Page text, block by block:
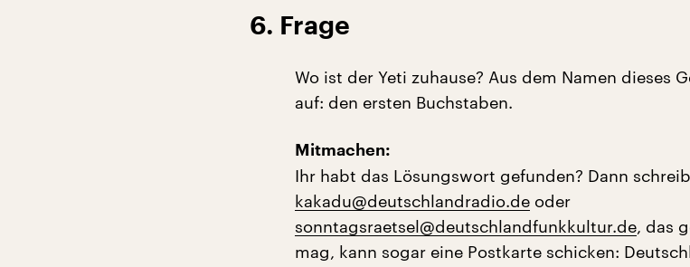
6. Frage
Wo ist der Yeti zuhause? Aus dem Namen dieses
auf: den ersten Buchstaben.
Mitmachen:
Ihr habt das Lösungswort gefunden? Dann
kakadu@deutschlandradio.de oder
sonntagsraetsel@deutschlandfunkkultur.de, das
mag, kann sogar eine Postkarte schicken: